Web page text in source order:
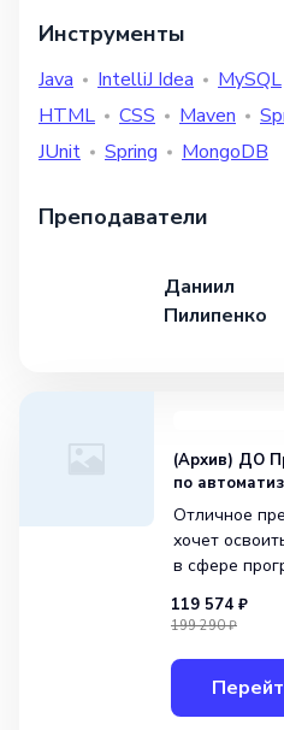
Инструменты
Java IntelliJ Idea MySQL
HTML
CSS Maven
JUnit
Spring MongoDB
Преподаватели
Даниил
Пилипенко
(Архив) ДО
по
Отличное
хочет
в сфере
по
на уровень
доступным
Длительн
119 574 ₽
199 290 ₽